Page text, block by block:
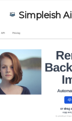
Simpleish Ai